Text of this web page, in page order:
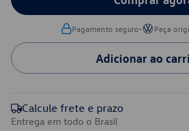
Pagamento seguro• Peça
Adicionar ao
Calcule frete e prazo
Entrega em todo o Brasil